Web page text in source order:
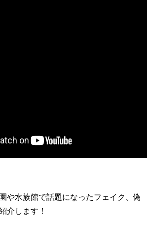
や水族館で話題になったフェイク、偽
介します！